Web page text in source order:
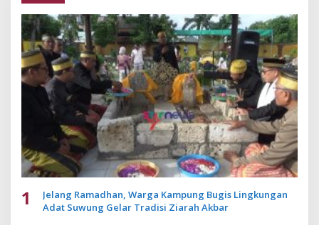
1
Jelang Ramadhan, Warga Kampung Bugis Lingkungan
Adat Suwung Gelar Tradisi Ziarah Akbar